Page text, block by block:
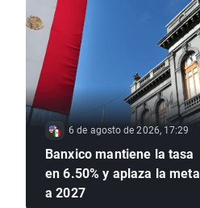
6 de agosto de 2026, 17:29
Banxico mantiene la tasa
en 6.50% y aplaza la meta
a 2027